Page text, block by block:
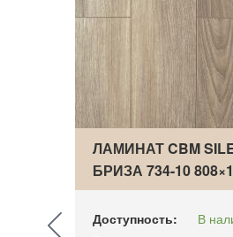
ЛАМИНАТ CBM
БРИЗА 734-10
Доступность:
В